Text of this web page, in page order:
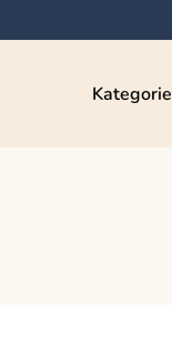
Kategorie